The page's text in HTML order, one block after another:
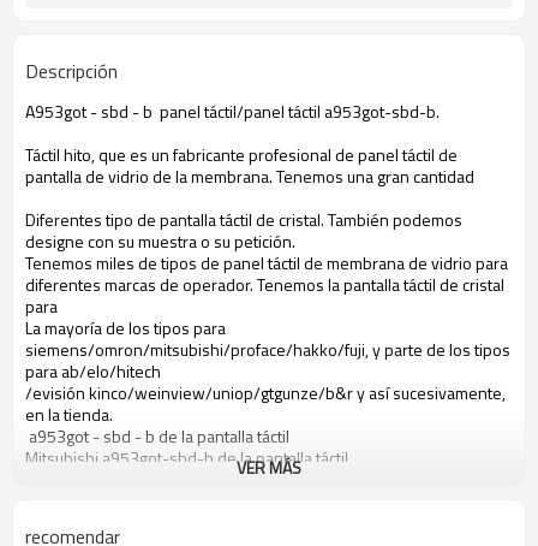
Descripción
A953got - sbd - b panel táctil/panel táctil a953got-sbd-b.
Táctil hito, que es un fabricante profesional de panel táctil de
pantalla de vidrio de la membrana. Tenemos una gran cantidad
Diferentes tipo de pantalla táctil de cristal. También podemos
designe con su muestra o su petición.
Tenemos miles de tipos de panel táctil de membrana de vidrio para
diferentes marcas de operador. Tenemos la pantalla táctil de cristal
para
La mayoría de los tipos para
siemens/omron/mitsubishi/proface/hakko/fuji, y parte de los tipos
para ab/elo/hitech
/evisión kinco/weinview/uniop/gtgunze/b&r y así sucesivamente,
en la tienda.
a953got - sbd - b de la pantalla táctil
Mitsubishi a953got-sbd-b de la pantalla táctil
VER MÁS
recomendar